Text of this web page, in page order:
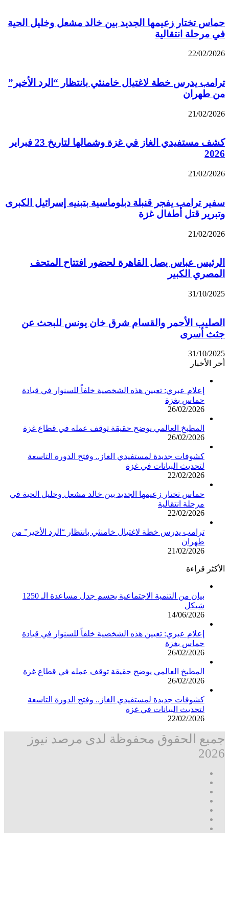
حماس تختار زعيمها الجديد بين خالد مشعل وخليل الحية
في مرحلة انتقالية
22/02/2026
ترامب يدرس خطة لاغتيال خامنئي بانتظار “الرد الأخير”
من طهران
21/02/2026
كشف مستفيدي الغاز في غزة وشمالها لتاريخ 23 فبراير
2026
21/02/2026
سفير ترامب يفجر قنبلة دبلوماسية بتبنيه إسرائيل الكبرى
وتبرير قتل أطفال غزة
21/02/2026
الرئيس عباس يصل القاهرة لحضور افتتاح المتحف
المصري الكبير
31/10/2025
الصليب الأحمر والقسام شرق خان يونس للبحث عن
جثث أسرى
31/10/2025
أخر الأخبار
إعلام عبري: تعيين هذه الشخصية خلفاً للسنوار في قيادة
حماس بغزة
26/02/2026
المطبخ العالمي يوضح حقيقة توقف عمله في قطاع غزة
26/02/2026
كشوفات جديدة لمستفيدي الغاز.. وفتح الدورة التاسعة
لتحديث البيانات في غزة
22/02/2026
حماس تختار زعيمها الجديد بين خالد مشعل وخليل الحية في
مرحلة انتقالية
22/02/2026
ترامب يدرس خطة لاغتيال خامنئي بانتظار “الرد الأخير” من
طهران
21/02/2026
الأكثر قراءة
بيان من التنمية الاجتماعية يحسم جدل مساعدة الـ 1250
شيكل
14/06/2026
إعلام عبري: تعيين هذه الشخصية خلفاً للسنوار في قيادة
حماس بغزة
26/02/2026
المطبخ العالمي يوضح حقيقة توقف عمله في قطاع غزة
26/02/2026
كشوفات جديدة لمستفيدي الغاز.. وفتح الدورة التاسعة
لتحديث البيانات في غزة
22/02/2026
جميع الحقوق محفوظة لدى مرصد نيوز
2026